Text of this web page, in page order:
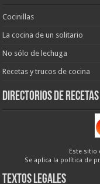
Cocinillas
La cocina de un solitario
No sólo de lechuga
Recetas y trucos de cocina
Directorios de recetas
Este sitio
Se aplica la política de
Textos legales